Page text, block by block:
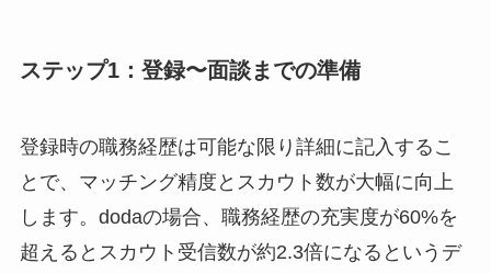
ステップ1：登録〜面談までの準備
登録時の職務経歴は可能な限り詳細に記入するこ
とで、マッチング精度とスカウト数が大幅に向上
します。dodaの場合、職務経歴の充実度が60%を
超えるとスカウト受信数が約2.3倍になるというデ